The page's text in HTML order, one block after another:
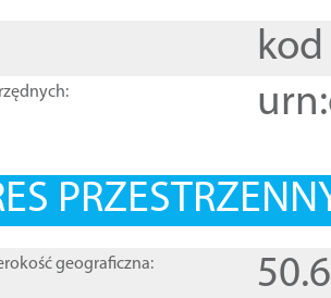
kod
geograficzna: